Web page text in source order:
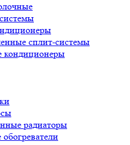
сплит-системы
кондиционеры
радиаторы